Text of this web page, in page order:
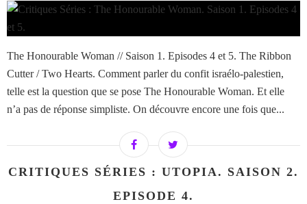
The Honourable Woman // Saison 1. Episodes 4 et 5. The Ribbon
Cutter / Two Hearts. Comment parler du confit israélo-palestien,
telle est la question que se pose The Honourable Woman. Et elle
n’a pas de réponse simpliste. On découvre encore une fois que...
CRITIQUES SÉRIES : UTOPIA. SAISON 2.
EPISODE 4.